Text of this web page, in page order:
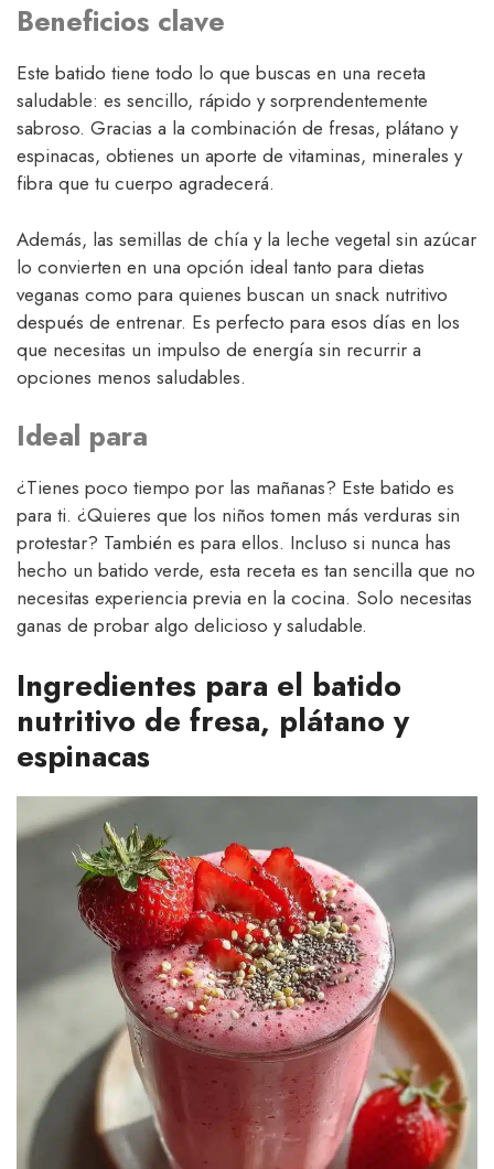
Beneficios clave
Este batido tiene todo lo que buscas en una receta
saludable: es sencillo, rápido y sorprendentemente
sabroso. Gracias a la combinación de fresas, plátano y
espinacas, obtienes un aporte de vitaminas, minerales y
fibra que tu cuerpo agradecerá.
Además, las semillas de chía y la leche vegetal sin azúcar
lo convierten en una opción ideal tanto para dietas
veganas como para quienes buscan un snack nutritivo
después de entrenar. Es perfecto para esos días en los
que necesitas un impulso de energía sin recurrir a
opciones menos saludables.
Ideal para
¿Tienes poco tiempo por las mañanas? Este batido es
para ti. ¿Quieres que los niños tomen más verduras sin
protestar? También es para ellos. Incluso si nunca has
hecho un batido verde, esta receta es tan sencilla que no
necesitas experiencia previa en la cocina. Solo necesitas
ganas de probar algo delicioso y saludable.
Ingredientes para el batido
nutritivo de fresa, plátano y
espinacas